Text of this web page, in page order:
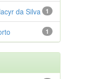
1
da Silva
1